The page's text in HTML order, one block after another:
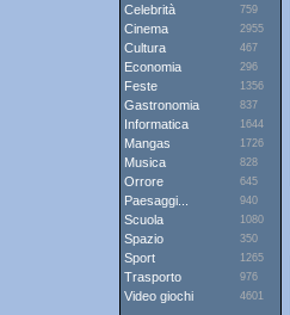
Celebrità 759
Cinema 2955
Cultura 467
Economia 296
Feste 1356
Gastronomia 837
Informatica 1644
Mangas 1726
Musica 828
Orrore 645
Paesaggi... 940
Scuola 1080
Spazio 350
Sport 1265
Trasporto 976
Video giochi 4601